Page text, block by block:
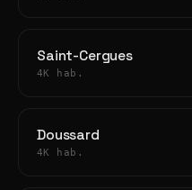
Saint-Cergues
4K hab.
Doussard
4K hab.